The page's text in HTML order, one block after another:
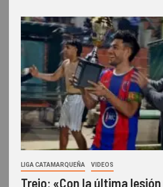
LIGA CATAMARQUEÑA VIDEOS
Trejo: «Con la última